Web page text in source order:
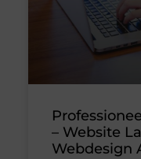
– Website
Webdesign